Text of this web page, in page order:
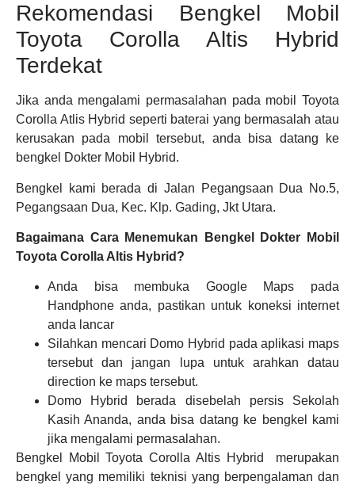
Rekomendasi Bengkel Mobil
Toyota Corolla Altis Hybrid
Terdekat
Jika anda mengalami permasalahan pada mobil Toyota
Corolla Atlis Hybrid seperti baterai yang bermasalah atau
kerusakan pada mobil tersebut, anda bisa datang ke
bengkel Dokter Mobil Hybrid.
Bengkel kami berada di Jalan Pegangsaan Dua No.5,
Pegangsaan Dua, Kec. Klp. Gading, Jkt Utara.
Bagaimana Cara Menemukan Bengkel Dokter Mobil
Toyota Corolla Altis Hybrid?
Anda bisa membuka Google Maps pada
Handphone anda, pastikan untuk koneksi internet
anda lancar
Silahkan mencari Domo Hybrid pada aplikasi maps
tersebut dan jangan lupa untuk arahkan datau
direction ke maps tersebut.
Domo Hybrid berada disebelah persis Sekolah
Kasih Ananda, anda bisa datang ke bengkel kami
jika mengalami permasalahan.
Bengkel Mobil Toyota Corolla Altis Hybrid merupakan
bengkel yang memiliki teknisi yang berpengalaman dan